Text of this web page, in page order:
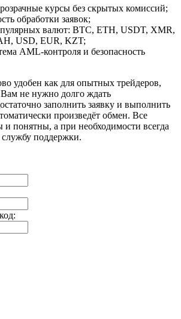
курсы без скрытых комиссий;
обработки заявок;
валют: BTC, ETH, USDT, XMR,
USD, EUR, KZT;
AML-контроля и безопасность
удобен как для опытных трейдеров,
не нужно долго ждать
заполнить заявку и выполнить
произведёт обмен. Все
и понятны, а при необходимости всегда
поддержки.